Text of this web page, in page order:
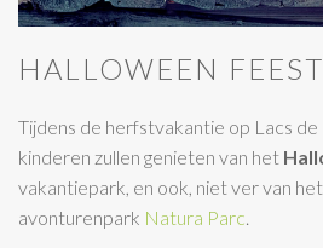
HALLOWEEN
Tijdens de herfstvakantie op Lacs de
kinderen zullen genieten van het
vakantiepark, en ook, niet ver van
avonturenpark Natura Parc.